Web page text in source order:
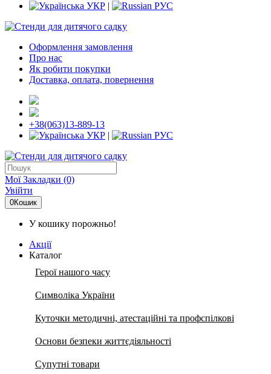
УКР | РУС
Оформлення замовлення
Про нас
Як робити покупки
Доставка, оплата, повернення
+38(063)13-889-13
УКР | РУС
Мої Закладки (0)
Увійти
0Кошик
У кошику порожньо!
Акції
Каталог
Герої нашого часу
Символіка України
Куточки методичні, атестаційні та профспілкові
Основи безпеки життєдіяльності
Супутні товари